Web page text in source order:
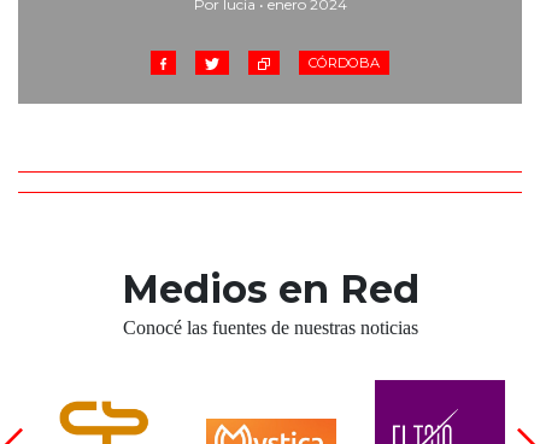
Por lucia • enero 2024
CÓRDOBA
Medios en Red
Conocé las fuentes de nuestras noticias